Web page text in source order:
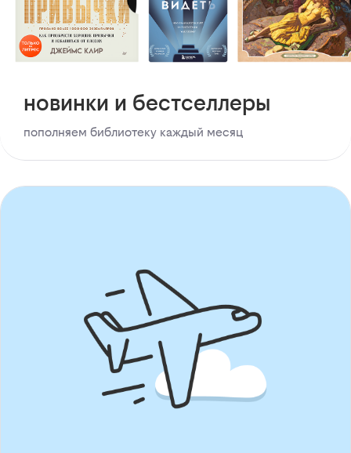
новинки и бестселлеры
пополняем библиотеку каждый месяц